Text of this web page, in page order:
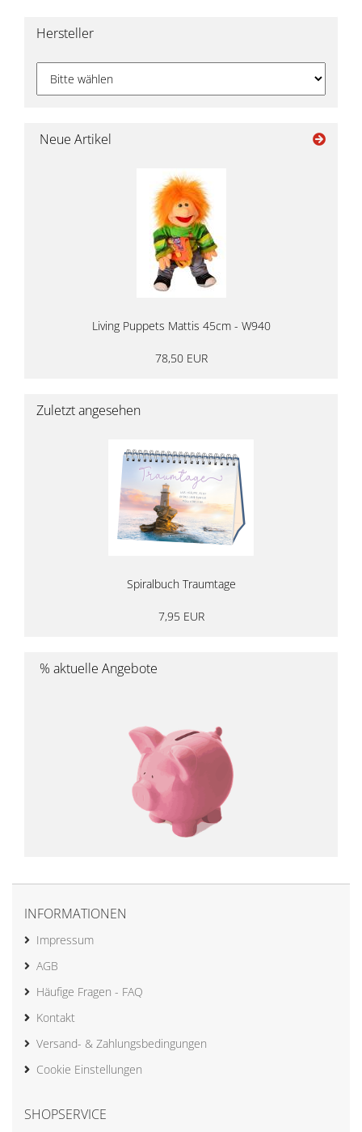
Hersteller
Neue Artikel
Living Puppets Mattis 45cm - W940
78,50 EUR
Zuletzt angesehen
Spiralbuch Traumtage
7,95 EUR
% aktuelle Angebote
INFORMATIONEN
Impressum
AGB
Häufige Fragen - FAQ
Kontakt
Versand- & Zahlungsbedingungen
Cookie Einstellungen
SHOPSERVICE